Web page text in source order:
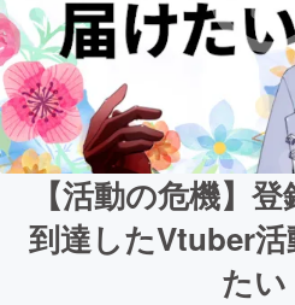
【活動の危機】
到達したVtuber活
たい